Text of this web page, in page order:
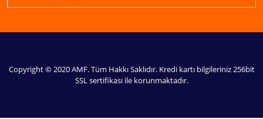
Copyright © 2020 AMF. Tüm Hakkı Saklıdır. Kredi kartı bilgileriniz 256bit
SSL sertifikası ile korunmaktadır.